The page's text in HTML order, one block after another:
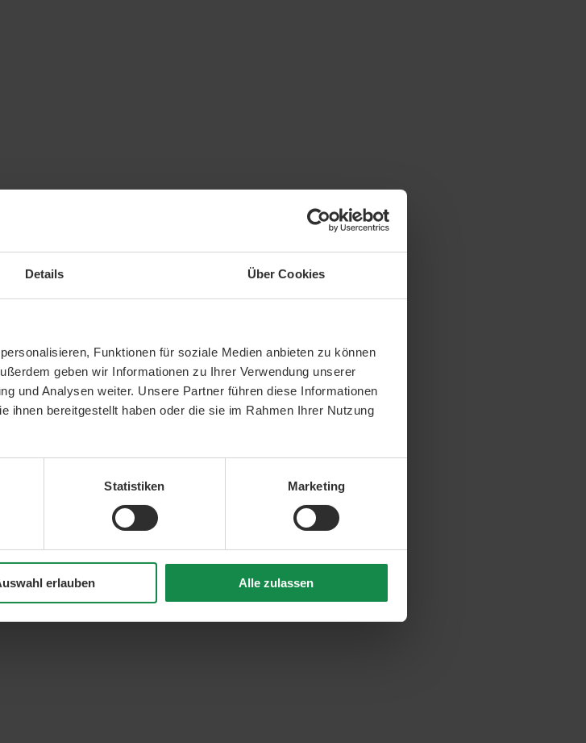
Details Über Cookies
Funktionen für soziale Medien anbieten zu können
geben wir Informationen zu Ihrer Verwendung unserer
und Analysen weiter. Unsere Partner führen diese Informationen
ihnen bereitgestellt haben oder die sie im Rahmen Ihrer Nutzung
Statistiken Marketing
erlauben Alle zulassen